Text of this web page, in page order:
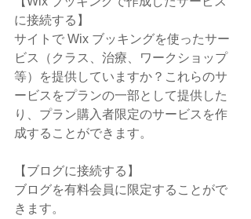
に接続する】
サイトで Wix ブッキングを使ったサー
ビス（クラス、治療、ワークショップ
等）を提供していますか？これらのサ
ービスをプランの一部として提供した
り、プラン購入者限定のサービスを作
成することができます。
【ブログに接続する】
ブログを有料会員に限定することがで
きます。